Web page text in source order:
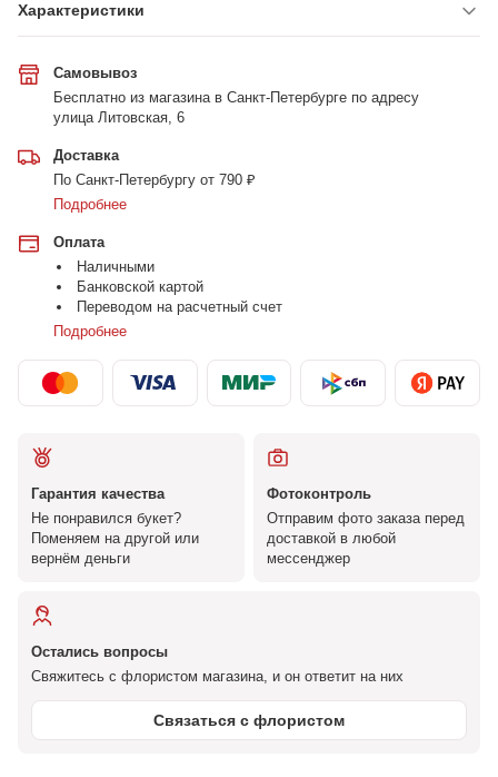
Характеристики
Самовывоз
Бесплатно из магазина в Санкт-Петербурге по адресу
улица Литовская, 6
Доставка
По Санкт-Петербургу от 790 ₽
Подробнее
Оплата
Наличными
Банковской картой
Переводом на расчетный счет
Подробнее
Гарантия качества
Не понравился букет?
Поменяем на другой или
вернём деньги
Фотоконтроль
Отправим фото заказа перед
доставкой в любой
мессенджер
Остались вопросы
Свяжитесь с флористом магазина, и он ответит на них
Связаться с флористом